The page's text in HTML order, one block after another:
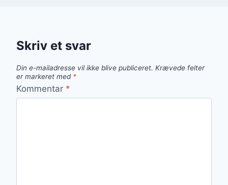
Skriv et svar
Din e-mailadresse vil ikke blive publiceret. Krævede felter
er markeret med *
Kommentar *